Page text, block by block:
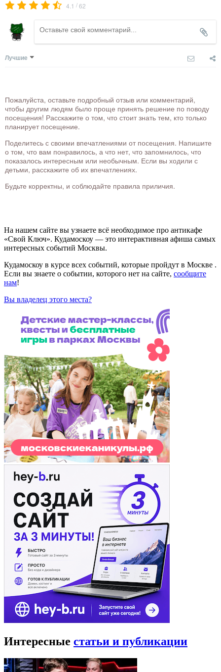
4.1 /62
Лучшие
Пожалуйста, оставьте подробный отзыв или комментарий,
чтобы другим людям было проще принять решение по поводу
посещения! Расскажите о том, что стоит знать тем, кто только
планирует посещение.
Поделитесь с своими впечатлениями от посещения. Напишите
о том, что вам понравилось, а что нет, что запомнилось, что
показалось интересным или необычным. Если вы ходили с
детьми, расскажите об их впечатлениях.
Будьте корректны, и соблюдайте правила приличия.
На нашем сайте вы узнаете всё необходимое про антикафе
«Свой Ключ». Кудамоскоу — это интерактивная афиша самых
интересных событий Москвы.
Кудамоскоу в курсе всех событий, которые пройдут в Москве .
Если вы знаете о событии, которого нет на сайте, сообщите
нам!
Вы владелец этого места?
Интересные статьи и публикации